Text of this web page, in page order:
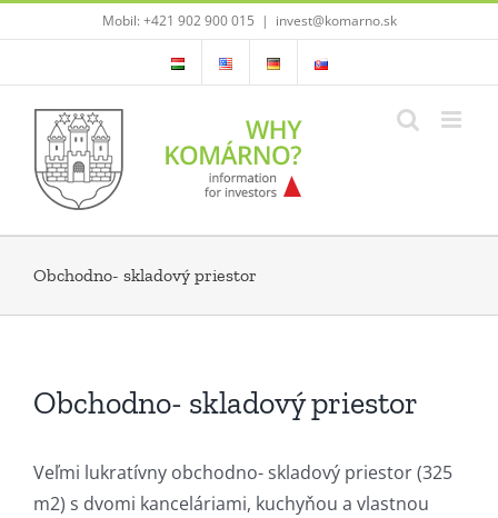
to
Mobil: +421 902 900 015 | invest@komarno.sk
Obchodno- skladový priestor
Obchodno- skladový priestor
Veľmi lukratívny obchodno- skladový priestor (325
m2) s dvomi kanceláriami, kuchyňou a vlastnou